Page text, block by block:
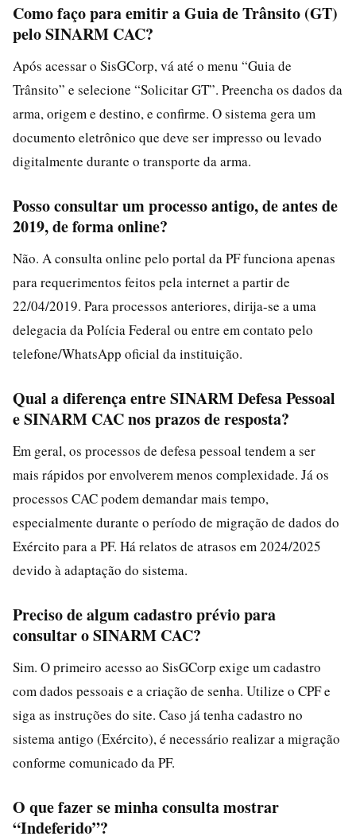
Como faço para emitir a Guia de Trânsito (GT)
pelo SINARM CAC?
Após acessar o SisGCorp, vá até o menu “Guia de
Trânsito” e selecione “Solicitar GT”. Preencha os dados da
arma, origem e destino, e confirme. O sistema gera um
documento eletrônico que deve ser impresso ou levado
digitalmente durante o transporte da arma.
Posso consultar um processo antigo, de antes de
2019, de forma online?
Não. A consulta online pelo portal da PF funciona apenas
para requerimentos feitos pela internet a partir de
22/04/2019. Para processos anteriores, dirija-se a uma
delegacia da Polícia Federal ou entre em contato pelo
telefone/WhatsApp oficial da instituição.
Qual a diferença entre SINARM Defesa Pessoal
e SINARM CAC nos prazos de resposta?
Em geral, os processos de defesa pessoal tendem a ser
mais rápidos por envolverem menos complexidade. Já os
processos CAC podem demandar mais tempo,
especialmente durante o período de migração de dados do
Exército para a PF. Há relatos de atrasos em 2024/2025
devido à adaptação do sistema.
Preciso de algum cadastro prévio para
consultar o SINARM CAC?
Sim. O primeiro acesso ao SisGCorp exige um cadastro
com dados pessoais e a criação de senha. Utilize o CPF e
siga as instruções do site. Caso já tenha cadastro no
sistema antigo (Exército), é necessário realizar a migração
conforme comunicado da PF.
O que fazer se minha consulta mostrar
“Indeferido”?